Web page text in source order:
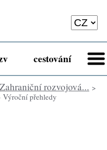
cestování
Zahraniční rozvojová... >
Výroční přehledy